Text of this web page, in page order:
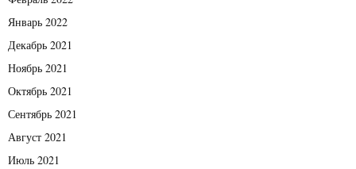
Январь 2022
Декабрь 2021
Ноябрь 2021
Октябрь 2021
Сентябрь 2021
Август 2021
Июль 2021